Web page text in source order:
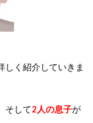
しく紹介していきま
、そして2人の息子が